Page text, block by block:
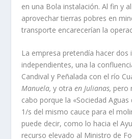
en una Bola instalación. Al fin y
aprovechar tierras pobres en
transporte encarecerí­an la
La empresa pretendí­a hacer dos
independientes, una la
Candival y Peñalada con el rí­o
Manuela,y otraen Julianas, pero
cabo porque la «Sociedad
1/s del mismo cauce para el
puede decir, como lo hacia el
recurso elevado al Ministro de